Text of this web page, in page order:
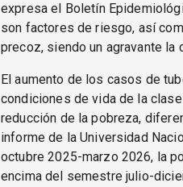
expresa el Boletín
son factores de riesgo, así
precoz, siendo un agravante la
El aumento de los casos de
condiciones de vida de la
reducción de la pobreza,
informe de la Universidad
octubre 2025-marzo 2026, la
encima del semestre julio-